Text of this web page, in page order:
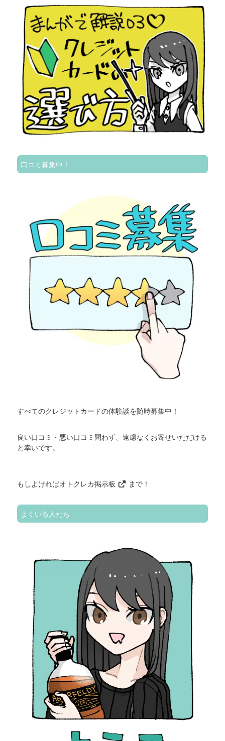
口コミ募集中！
すべてのクレジットカードの体験談を随時募集中！
良い口コミ・悪い口コミ問わず、遠慮なくお寄せいただける
と幸いです。
もしよければオトクレカ掲示板 まで！
よくいる人たち